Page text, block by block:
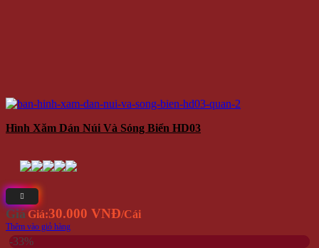
Hình Xăm Dán Núi Và Sóng Biển HD03
Giá Giá:30.000 VNĐ/Cái
Thêm vào giỏ hàng
-33%